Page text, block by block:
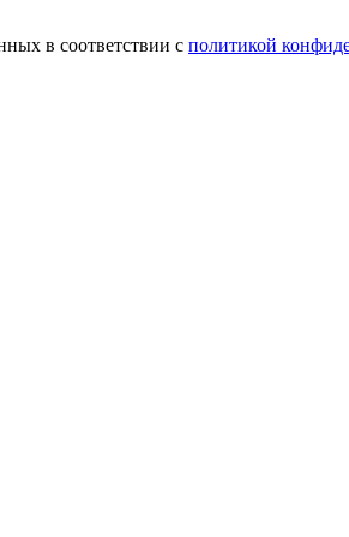
в соответствии с политикой